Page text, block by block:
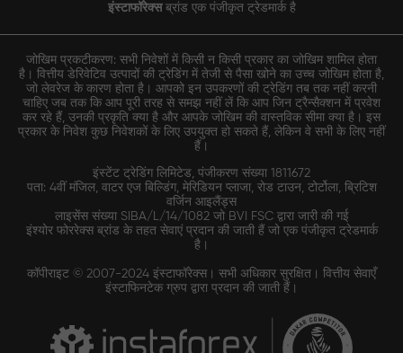
इंस्टाफॉरेक्सब्रांड एक पंजीकृत ट्रेडमार्क है
जोखिम प्रकटीकरण: सभी निवेशों में किसी न किसी प्रकार का जोखिम शामिल होता
है। वित्तीय डेरिवेटिव उत्पादों की ट्रेडिंग में तेजी से पैसा खोने का उच्च जोखिम होता है,
जो लेवरेज के कारण होता है। आपको इन उपकरणों की ट्रेडिंग तब तक नहीं करनी
चाहिए जब तक कि आप पूरी तरह से समझ नहीं लें कि आप जिन ट्रैन्सैक्शन में प्रवेश
कर रहे हैं, उनकी प्रकृति क्या है और आपके जोखिम की वास्तविक सीमा क्या है। इस
प्रकार के निवेश कुछ निवेशकों के लिए उपयुक्त हो सकते हैं, लेकिन वे सभी के लिए नहीं
हैं।
इंस्टेंट ट्रेडिंग लिमिटेड, पंजीकरण संख्या 1811672
पता: 4वीं मंजिल, वाटर एज बिल्डिंग, मेरिडियन प्लाजा, रोड टाउन, टोर्टोला, ब्रिटिश
वर्जिन आइलैंड्स
लाइसेंस संख्या SIBA/L/14/1082 जो BVI FSC द्वारा जारी की गई
इंश्योर फोररेक्स ब्रांड के तहत सेवाएं प्रदान की जाती हैं जो एक पंजीकृत ट्रेडमार्क
है।
कॉपीराइट © 2007-2024 इंस्टाफॉरेक्स। सभी अधिकार सुरक्षित। वित्तीय सेवाएँ
इंस्टाफिनटेक ग्रुप द्वारा प्रदान की जाती हैं।